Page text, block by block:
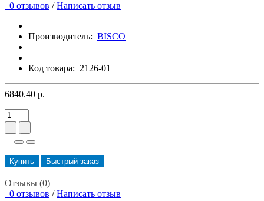
0 отзывов / Написать отзыв
Производитель: BISCO
Код товара: 2126-01
6840.40 р.
Купить Быстрый заказ
Отзывы (0)
0 отзывов / Написать отзыв